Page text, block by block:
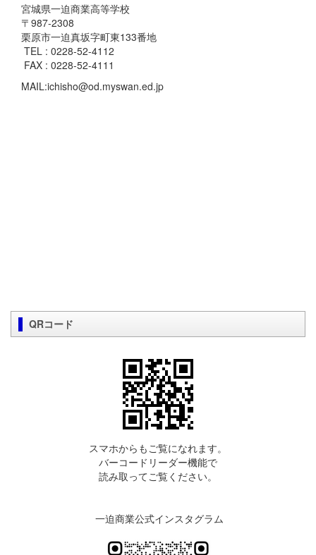
宮城県一迫商業高等学校
〒987-2308
栗原市一迫真坂字町東133番地
TEL : 0228-52-4112
FAX : 0228-52-4111
MAIL:ichisho@od.myswan.ed.jp
QRコード
スマホからもご覧になれます。
バーコードリーダー機能で
読み取ってご覧ください。
一迫商業公式インスタグラム